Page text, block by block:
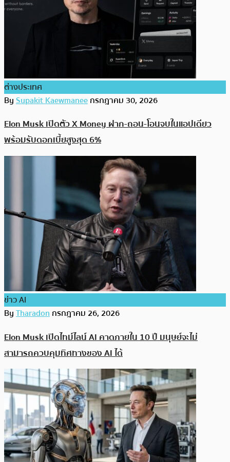
ต่างประเทศ
BySupakit Kaewmaneeกรกฎาคม 30, 2026
Elon Musk เปิดตัว X Money ฝาก-ถอน-โอนจบในแอปเดียว
พร้อมรับดอกเบี้ยสูงสุด 6%
ข่าว AI
ByTharadonกรกฎาคม 26, 2026
Elon Musk เปิดไทม์ไลน์ AI คาดภายใน 10 ปี มนุษย์จะไม่
สามารถควบคุมทิศทางของ AI ได้